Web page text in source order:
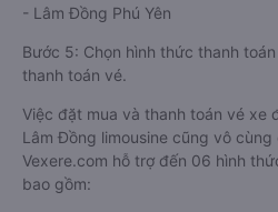
- Lâm Đồng Phú Yên
Bước 5: Chọn hình thức thanh
thanh toán vé.
Việc đặt mua và thanh toán vé xe
Lâm Đồng limousine cũng vô
Vexere.com hỗ trợ đến 06 hình
bao gồm: